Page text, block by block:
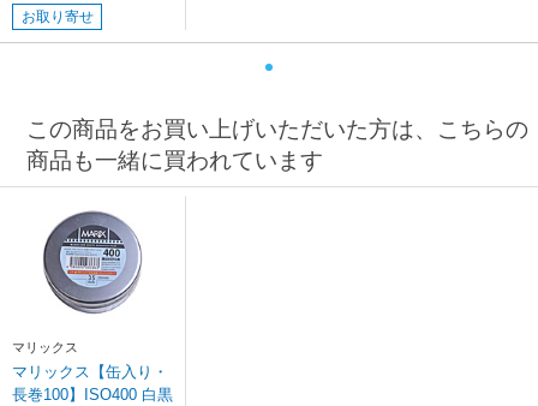
お取り寄せ
この商品をお買い上げいただいた方は、こちらの
商品も一緒に買われています
マリックス
マリックス【缶入り・
長巻100】ISO400 白黒